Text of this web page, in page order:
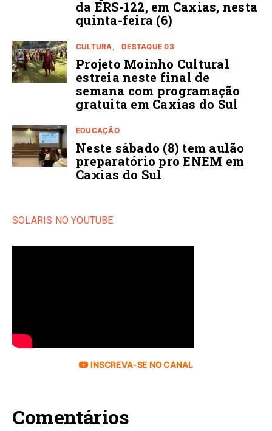
da ERS-122, em Caxias, nesta
quinta-feira (6)
CULTURA DESTAQUE 03
Projeto Moinho Cultural
estreia neste final de
semana com programação
gratuita em Caxias do Sul
EDUCAÇÃO
Neste sábado (8) tem aulão
preparatório pro ENEM em
Caxias do Sul
SOLARIS NO YOUTUBE
INSCREVA-SE NO CANAL
Comentários